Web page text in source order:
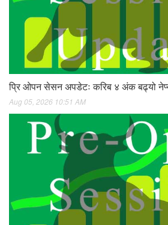
प्रि ओपन सेसन अपडेटः करिब ४ अंक बढ्यो
Aug 05, 2026 10:51 AM